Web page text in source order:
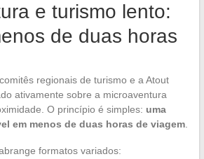
e turismo lento:
de duas horas
regionais de turismo e a Atout
ativamente sobre a microaventura
O princípio é simples: uma
em menos de duas horas de viagem.
formatos variados: